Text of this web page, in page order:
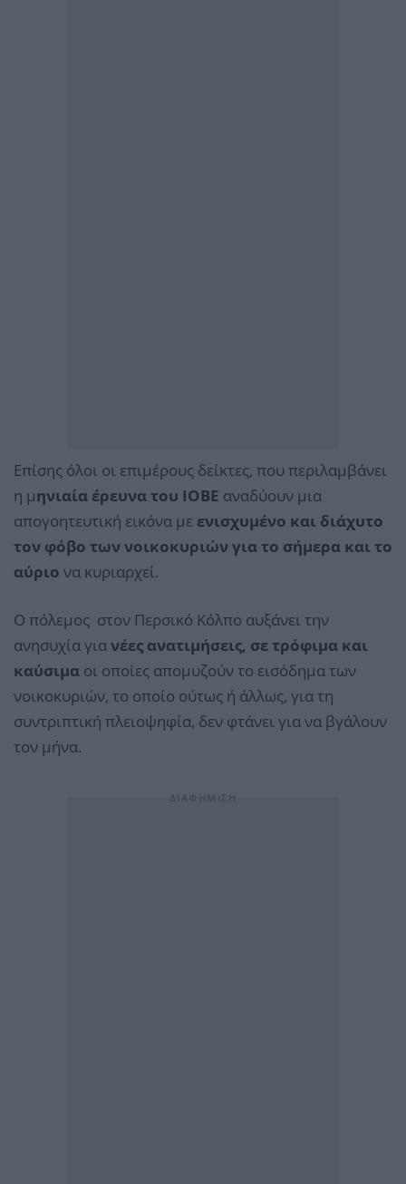
Επίσης όλοι οι επιμέρους δείκτες, που περιλαμβάνει
η μηνιαία έρευνα του ΙΟΒΕ αναδύουν μια
απογοητευτική εικόνα με ενισχυμένο και διάχυτο
τον φόβο των νοικοκυριών για το σήμερα και το
αύριο να κυριαρχεί.
Ο πόλεμος στον Περσικό Κόλπο αυξάνει την
ανησυχία γιανέες ανατιμήσεις, σε τρόφιμα και
καύσιμα οι οποίες απομυζούν το εισόδημα των
νοικοκυριών, το οποίο ούτως ή άλλως, για τη
συντριπτική πλειοψηφία, δεν φτάνει για να βγάλουν
τον μήνα.